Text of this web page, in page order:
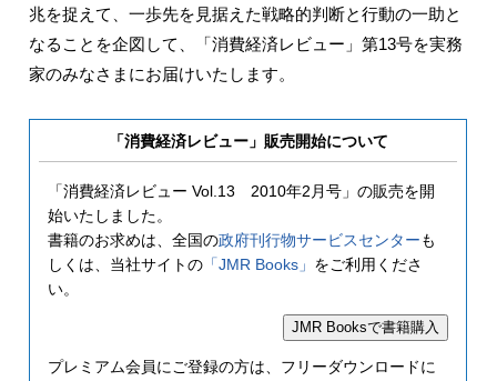
兆を捉えて、一歩先を見据えた戦略的判断と行動の一助と
なることを企図して、「消費経済レビュー」第13号を実務
家のみなさまにお届けいたします。
「消費経済レビュー」販売開始について
「消費経済レビュー Vol.13 2010年2月号」の販売を開
始いたしました。
書籍のお求めは、全国の政府刊行物サービスセンターも
しくは、当社サイトの 「JMR Books」 をご利用くださ
い。
プレミアム会員にご登録の方は、フリーダウンロードに